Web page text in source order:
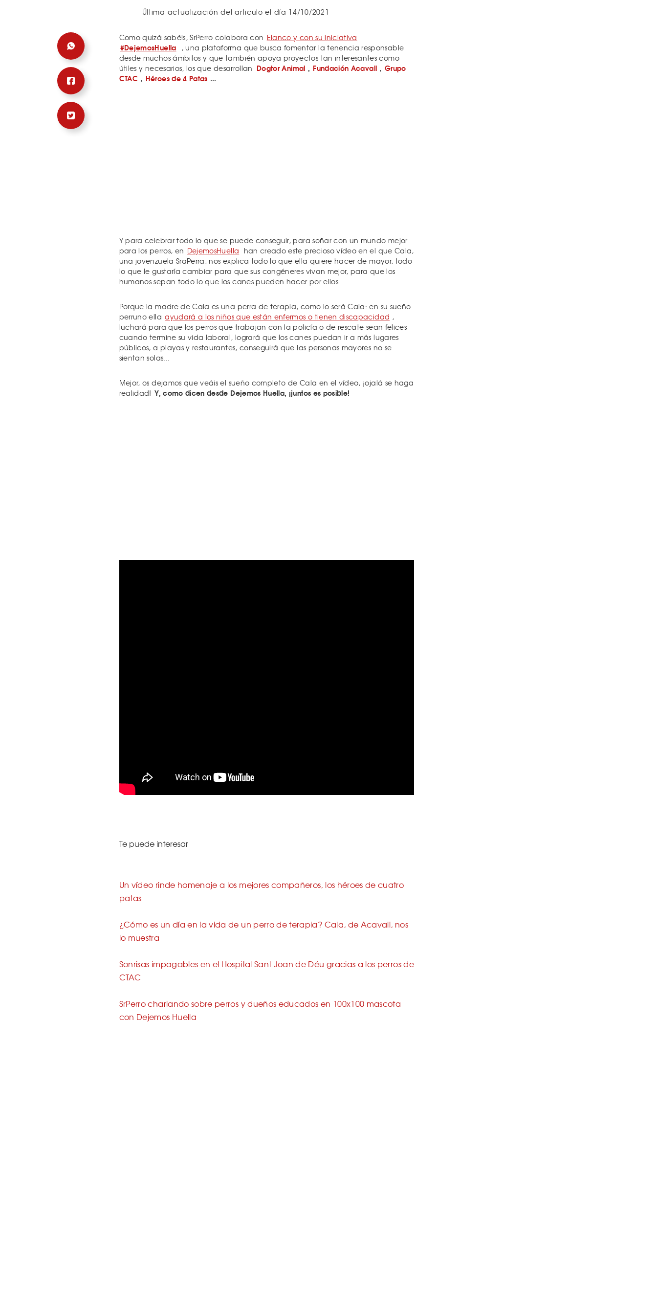
Última actualización del articulo el día 14/10/2021
Como quizá sabéis, SrPerro colabora con Elanco y con su iniciativa
#DejemosHuella , una plataforma que busca fomentar la tenencia responsable
desde muchos ámbitos y que también apoya proyectos tan interesantes como
útiles y necesarios, los que desarrollan Dogtor Animal , Fundación Acavall , Grupo
CTAC , Héroes de 4 Patas ...
Y para celebrar todo lo que se puede conseguir, para soñar con un mundo mejor
para los perros, en DejemosHuella han creado este precioso vídeo en el que Cala,
una jovenzuela SraPerra, nos explica todo lo que ella quiere hacer de mayor, todo
lo que le gustaría cambiar para que sus congéneres vivan mejor, para que los
humanos sepan todo lo que los canes pueden hacer por ellos.
Porque la madre de Cala es una perra de terapia, como lo será Cala: en su sueño
perruno ella ayudará a los niños que están enfermos o tienen discapacidad ,
luchará para que los perros que trabajan con la policía o de rescate sean felices
cuando termine su vida laboral, logrará que los canes puedan ir a más lugares
públicos, a playas y restaurantes, conseguirá que las personas mayores no se
sientan solas...
Mejor, os dejamos que veáis el sueño completo de Cala en el vídeo, ¡ojalá se haga
realidad! Y, como dicen desde Dejemos Huella, ¡juntos es posible!
Te puede interesar
Un vídeo rinde homenaje a los mejores compañeros, los héroes de cuatro
patas
¿Cómo es un día en la vida de un perro de terapia? Cala, de Acavall, nos
lo muestra
Sonrisas impagables en el Hospital Sant Joan de Déu gracias a los perros de
CTAC
SrPerro charlando sobre perros y dueños educados en 100x100 mascota
con Dejemos Huella